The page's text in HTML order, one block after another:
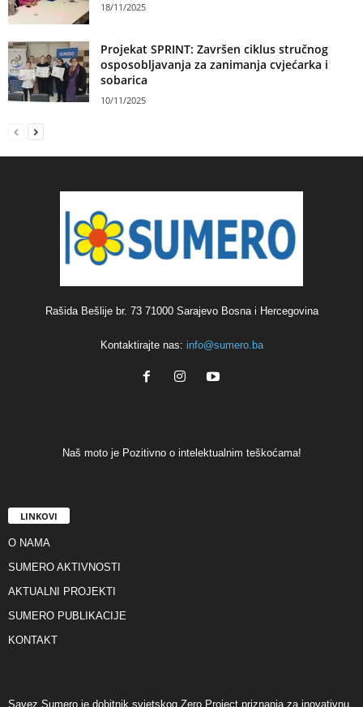
18/11/2025
Projekat SPRINT: Završen ciklus stručnog
osposobljavanja za zanimanja cvjećarka i
sobarica
10/11/2025
Rašida Bešlije br. 73 71000 Sarajevo Bosna i Hercegovina
Kontaktirajte nas: info@sumero.ba
Naš moto je Pozitivno o intelektualnim teškoćama!
LINKOVI
O NAMA
SUMERO AKTIVNOSTI
AKTUALNI PROJEKTI
SUMERO PUBLIKACIJE
KONTAKT
Savez Sumero je dobitnik svjetskog Zero Project priznanja za inovativnu